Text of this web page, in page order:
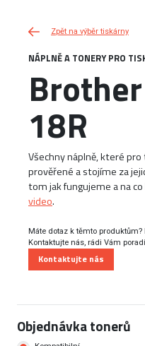
Zpět na výběr tiskárny
NÁPLNĚ A TONERY PRO
18R
Všechny náplně, které
prověřené a stojíme za
tom jak fungujeme a na
video.
Máte dotaz k těmto
Kontaktujte nás, rádi Vám
Kontaktujte nás
Objednávka tonerů